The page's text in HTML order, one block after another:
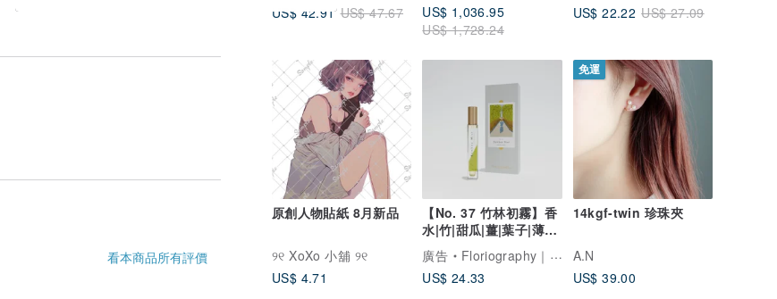
US$ 42.91 US$ 47.67
US$ 1,036.95
US$ 1,728.24
US$ 22.22 US$ 27.09
原創人物貼紙 8月新品
୨୧ XoXo 小舖 ୨୧
US$ 4.71
【No. 37 竹林初霧】香
水|竹|甜瓜|薑|葉子|薄霧|
檀香|廣藿香
廣告
Floriography｜弗洛研香
US$ 24.33
免運
14kgf-twin 珍珠夾
A.N
US$ 39.00
看本商品所有評價